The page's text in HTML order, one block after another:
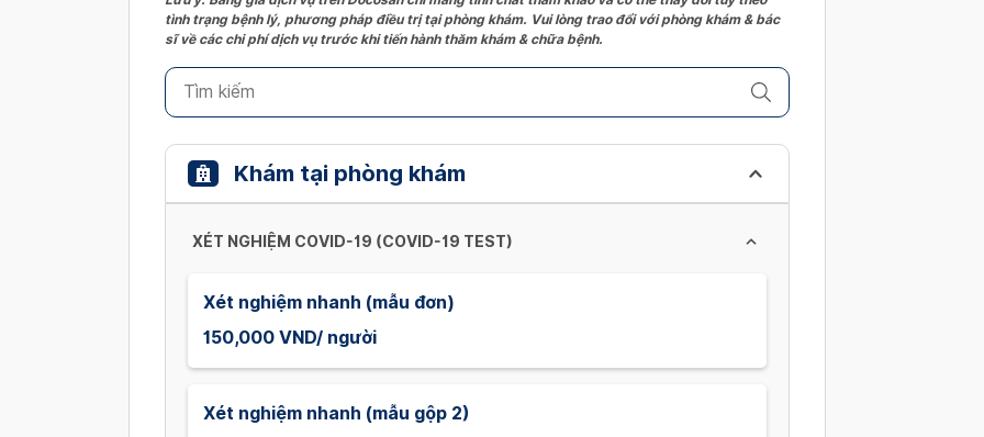
tình trạng bệnh lý, phương pháp điều trị tại phòng khám. Vui lòng trao đổi với phòng khám & bác
sĩ về các chi phí dịch vụ trước khi tiến hành thăm khám & chữa bệnh.
Khám tại phòng khám
XÉT NGHIỆM COVID-19 (COVID-19 TEST)
Xét nghiệm nhanh (mẫu đơn)
150,000 VND/ người
Xét nghiệm nhanh (mẫu gộp 2)